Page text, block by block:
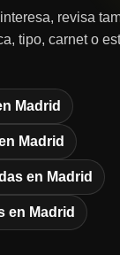
revisa
tipo, carnet o
Madrid
Madrid
en Madrid
en Madrid